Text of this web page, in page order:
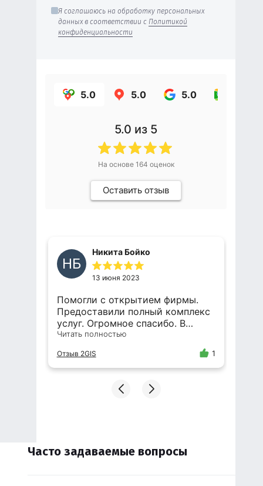
Я соглашаюсь на обработку персональных
данных в соответствии с Политикой
конфиденциальности
5.0 5.0 5.0
5.0 из 5
На основе 164 оценок
Оставить отзыв
НБ
Никита Бойко
13 июня 2023
Помогли с открытием фирмы.
Предоставили полный комплекс
услуг. Огромное спасибо. В
дальнейшем буду обращаться
Читать полностью
Отзыв 2GIS 1
Часто задаваемые вопросы